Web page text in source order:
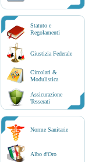
Statuto e
Regolamenti
Giustizia Federale
Circolari &
Modulistica
Assicurazione
Tesserati
Norme Sanitarie
Albo d'Oro